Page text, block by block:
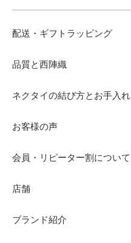
配送・ギフトラッピング
品質と西陣織
ネクタイの結び方とお手入れ
お客様の声
会員・リピーター割について
店舗
ブランド紹介